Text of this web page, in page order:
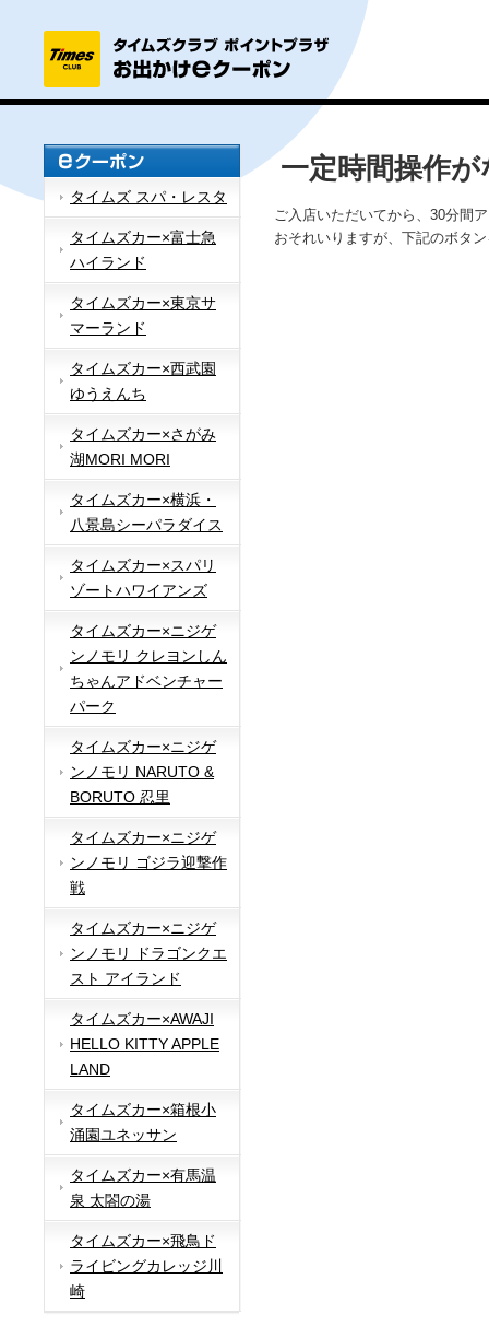
タイムズ スパ・レスタ
タイムズカー×富士急
ハイランド
タイムズカー×東京サ
マーランド
タイムズカー×西武園
ゆうえんち
タイムズカー×さがみ
湖MORI MORI
タイムズカー×横浜・
八景島シーパラダイス
タイムズカー×スパリ
ゾートハワイアンズ
タイムズカー×ニジゲ
ンノモリ クレヨンしん
ちゃんアドベンチャー
パーク
タイムズカー×ニジゲ
ンノモリ NARUTO &
BORUTO 忍里
タイムズカー×ニジゲ
ンノモリ ゴジラ迎撃作
戦
タイムズカー×ニジゲ
ンノモリ ドラゴンクエ
スト アイランド
タイムズカー×AWAJI
HELLO KITTY APPLE
LAND
タイムズカー×箱根小
涌園ユネッサン
タイムズカー×有馬温
泉 太閤の湯
タイムズカー×飛鳥ド
ライビングカレッジ川
崎
一定時間操作
ご入店いただいてから、30分間
おそれいりますが、下記のボタ